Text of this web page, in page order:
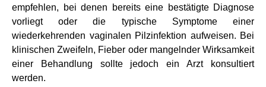
empfehlen, bei denen bereits eine bestätigte Diagnose
vorliegt oder die typische Symptome einer
wiederkehrenden vaginalen Pilzinfektion aufweisen. Bei
klinischen Zweifeln, Fieber oder mangelnder Wirksamkeit
einer Behandlung sollte jedoch ein Arzt konsultiert
werden.